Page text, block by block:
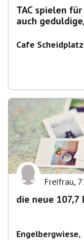
TAC spielen
auch
Cafe
Freifrau,
die neue 107,7
Engelbergwiese,